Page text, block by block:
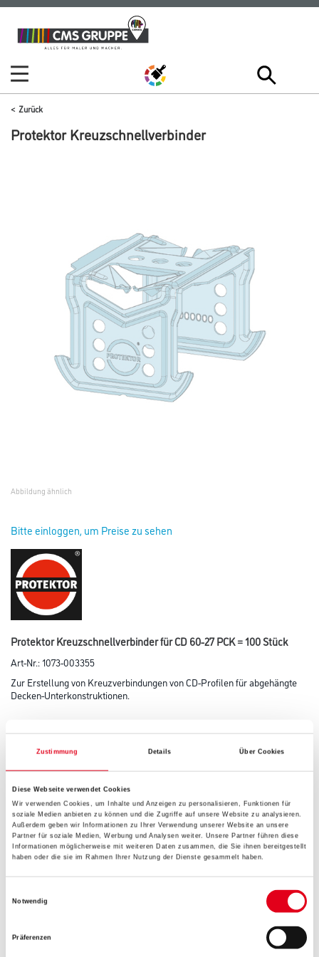
Zustimmung Details Über Cookies
Diese Webseite verwendet Cookies
Wir verwenden Cookies, um Inhalte und Anzeigen zu personalisieren, Funktionen für
soziale Medien anbieten zu können und die Zugriffe auf unsere Website zu analysieren.
Außerdem geben wir Informationen zu Ihrer Verwendung unserer Website an unsere
Partner für soziale Medien, Werbung und Analysen weiter. Unsere Partner führen diese
Informationen möglicherweise mit weiteren Daten zusammen, die Sie ihnen bereitgestellt
haben oder die sie im Rahmen Ihrer Nutzung der Dienste gesammelt haben.
Notwendig
Präferenzen
Zum
Inhalt
Zum
Navigationsmenü
Zurück
Protektor Kreuzschnellverbinder
Abbildung ähnlich
Bitte einloggen, um Preise zu sehen
Protektor Kreuzschnellverbinder für CD 60-27 PCK = 100 Stück
Art-Nr.:1073-003355
Zur Erstellung von Kreuzverbindungen von CD-Profilen für abgehängte
Decken-Unterkonstruktionen.
Umrechnungsfaktoren